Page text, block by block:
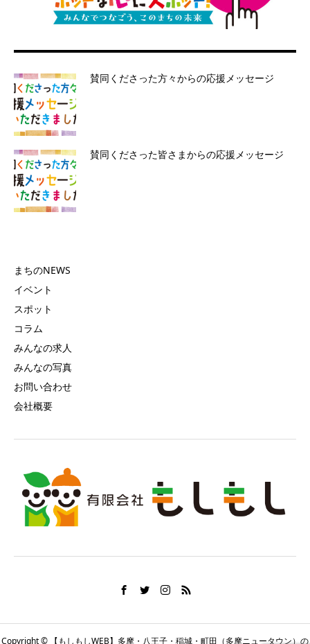
賛同くださった方々からの応援メッセージ
賛同くださった皆さまからの応援メッセージ
まちのNEWS
イベント
スポット
コラム
みんなの求人
みんなの写真
お問い合わせ
会社概要
Copyright © 【もしもしWEB】多摩・八王子・稲城・町田（多摩ニュータウン）の